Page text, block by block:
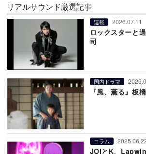
リアルサウンド厳選記事
連載 2026.07.11
ロックスターと
司
国内ドラマ
『風、薫る』板
コラム
JOIとK、